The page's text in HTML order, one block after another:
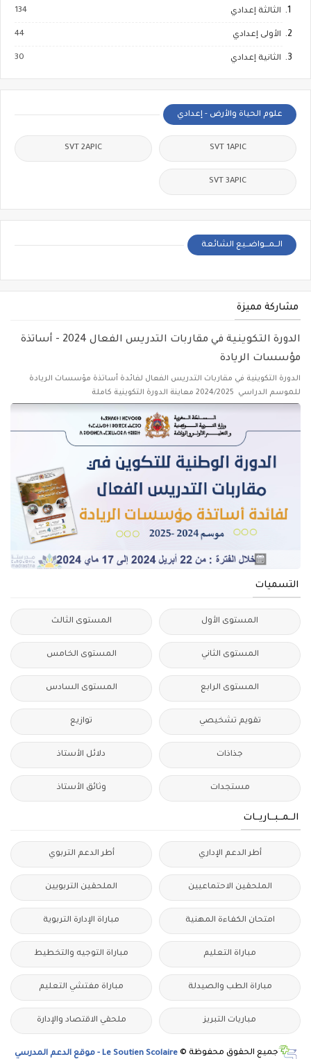
الثالثة إعدادي 134
الأولى إعدادي 44
الثانية إعدادي 30
علوم الحياة والأرض - إعدادي
SVT 1APIC
SVT 2APIC
SVT 3APIC
الــمـــواضــيع الشائعة
مشاركة مميزة
الدورة التكوينية في مقاربات التدريس الفعال 2024 - أساتذة
مؤسسات الريادة
الدورة التكوينية في مقاربات التدريس الفعال لفائدة أساتذة مؤسسات الريادة
للموسم الدراسي 2024/2025 معاينة الدورة التكوينية كاملة
التسميات
المستوى الأول المستوى الثالث
المستوى الثاني المستوى الخامس
المستوى الرابع المستوى السادس
تقويم تشخيصي توازيع
جذاذات دلائل الأستاذ
مستجدات وثائق الأستاذ
الــمــبــاريــات
أطر الدعم الإداري أطر الدعم التربوي
الملحقين الاحتماعيين الملحقين التربويين
امتحان الكفاءة المهنية مباراة الإدارة التربوية
مباراة التعليم مباراة التوجيه والتخطيط
مباراة الطب والصيدلة مباراة مفتشي التعليم
مباريات التبريز ملحقي الاقتصاد والإدارة
جميع الحقوق محفوظة © Le Soutien Scolaire - موقع الدعم المدرسي